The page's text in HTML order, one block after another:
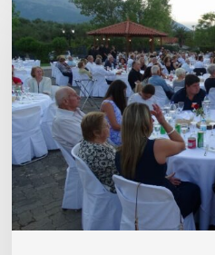
προς
τους
Ομογενείς
μας